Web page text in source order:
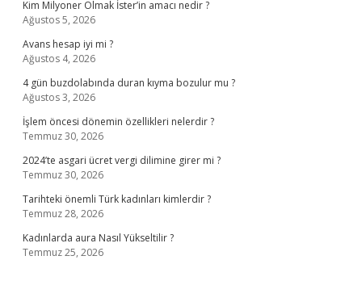
Kim Milyoner Olmak İster’in amacı nedir ?
Ağustos 5, 2026
Avans hesap iyi mi ?
Ağustos 4, 2026
4 gün buzdolabında duran kıyma bozulur mu ?
Ağustos 3, 2026
İşlem öncesi dönemin özellikleri nelerdir ?
Temmuz 30, 2026
2024’te asgari ücret vergi dilimine girer mi ?
Temmuz 30, 2026
Tarihteki önemli Türk kadınları kimlerdir ?
Temmuz 28, 2026
Kadınlarda aura Nasıl Yükseltilir ?
Temmuz 25, 2026